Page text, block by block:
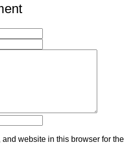
website in this browser for the